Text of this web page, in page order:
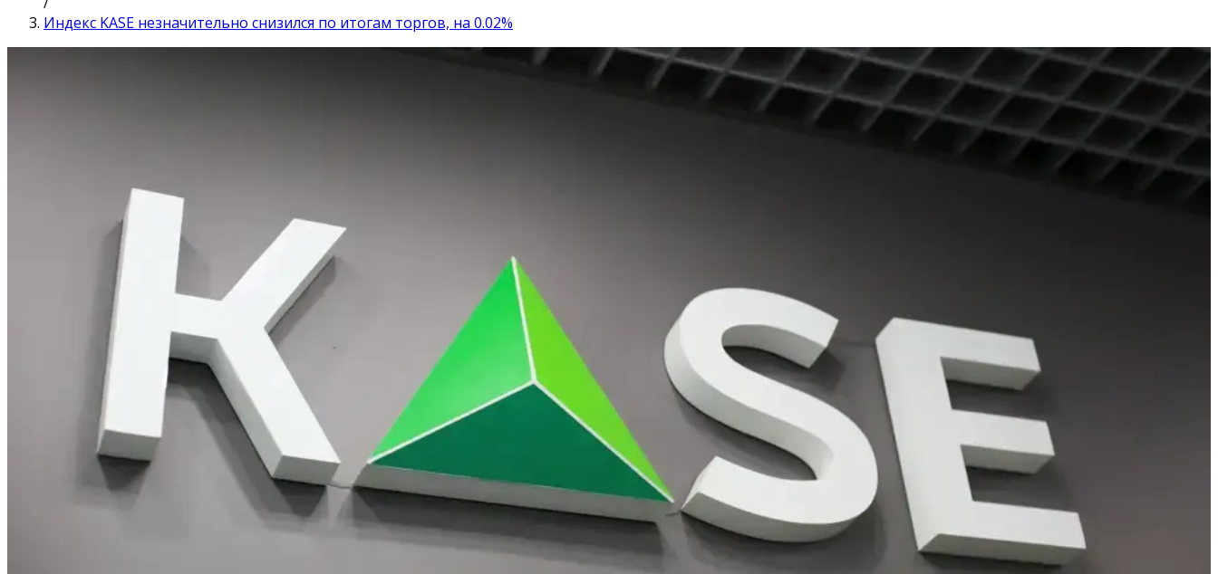
Индекс KASE незначительно снизился по итогам торгов, на 0.02%